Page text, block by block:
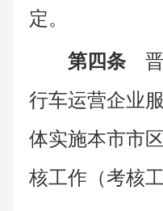
定。
第四条 晋
行车运营企业
体实施本市市
核工作（考核